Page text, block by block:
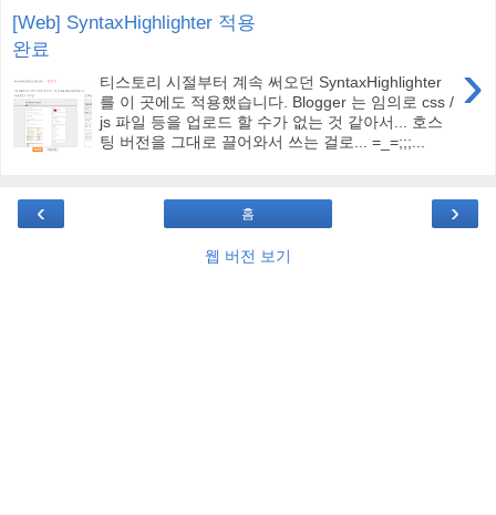
[Web] SyntaxHighlighter 적용
완료
›
티스토리 시절부터 계속 써오던 SyntaxHighlighter
를 이 곳에도 적용했습니다. Blogger 는 임의로 css /
js 파일 등을 업로드 할 수가 없는 것 같아서... 호스
팅 버전을 그대로 끌어와서 쓰는 걸로... =_=;;;...
‹ ›
홈
웹 버전 보기